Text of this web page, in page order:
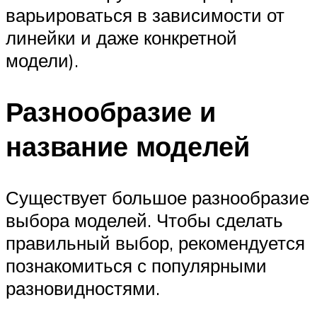
варьироваться в зависимости от
линейки и даже конкретной
модели).
Разнообразие и
название моделей
Существует большое разнообразие
выбора моделей. Чтобы сделать
правильный выбор, рекомендуется
познакомиться с популярными
разновидностями.